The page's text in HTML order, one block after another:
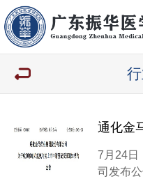
7月24日
司发布